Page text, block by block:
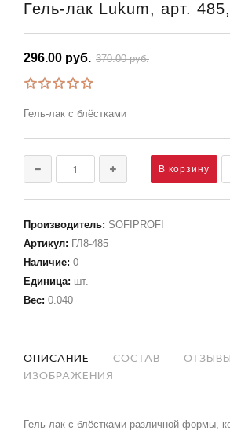
Гель-лак Lukum, арт.
296.00 руб. 370.00 руб.
Гель-лак с блёстками
Производитель: SOFIPROFI
Артикул: ГЛ8-485
Наличие: 0
Единица: шт.
Вес: 0.040
ОПИСАНИЕ СОСТАВ
ОТЗЫВЫ
ИЗОБРАЖЕНИЯ
Гель-лак с блёстками различной формы,